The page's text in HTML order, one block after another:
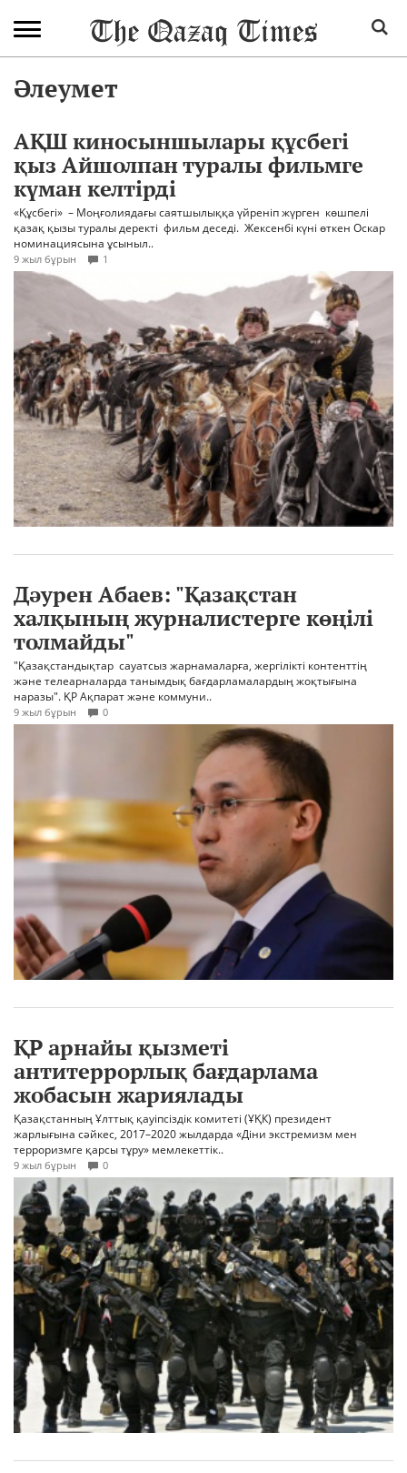
Әлеумет
АҚШ киносыншылары құсбегі
қыз Айшолпан туралы фильмге
күман келтірді
«Құсбегі» – Моңғолиядағы саятшылыққа үйреніп жүрген көшпелі
қазақ қызы туралы деректі фильм деседі. Жексенбі күні өткен Оскар
номинациясына ұсыныл..
9 жыл бұрын 1
Дәурен Абаев: "Қазақстан
халқының журналистерге көңілі
толмайды"
"Қазақстандықтар сауатсыз жарнамаларға, жергілікті контенттің
және телеарналарда танымдық бағдарламалардың жоқтығына
наразы". ҚР Ақпарат және коммуни..
9 жыл бұрын 0
ҚР арнайы қызметі
антитеррорлық бағдарлама
жобасын жариялады
Қазақстанның Ұлттық қауіпсіздік комитеті (ҰҚК) президент
жарлығына сәйкес, 2017–2020 жылдарда «Діни экстремизм мен
терроризмге қарсы тұру» мемлекеттік..
9 жыл бұрын 0